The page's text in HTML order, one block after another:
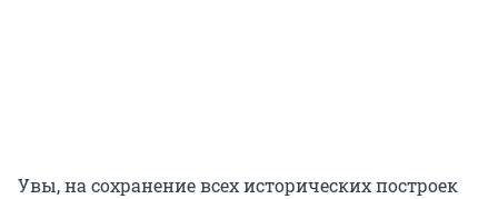
Увы, на сохранение всех исторических построек